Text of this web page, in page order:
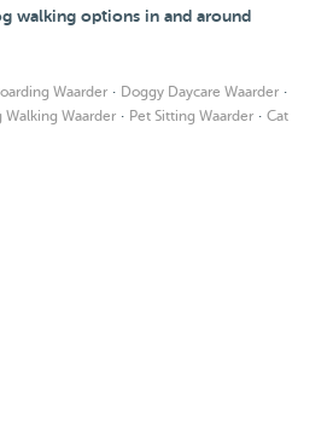
walking options in and around
Waarder · Doggy Daycare Waarder ·
Walking Waarder · Pet Sitting Waarder · Cat